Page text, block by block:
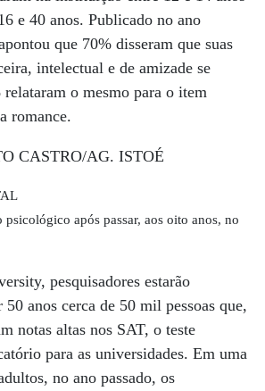
e 40 anos. Publicado no ano
que 70% disseram que suas
intelectual e de amizade se
o mesmo para o item
romance.
após passar, aos oito anos, no
pesquisadores estarão
50 anos cerca de 50 mil pessoas que,
notas altas nos SAT, o teste
para as universidades. Em uma
no ano passado, os